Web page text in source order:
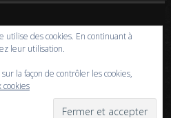
la dernière fois
Pierre Peyrichout
utilise des cookies. En continuant à
leur utilisation.
la façon de contrôler les cookies,